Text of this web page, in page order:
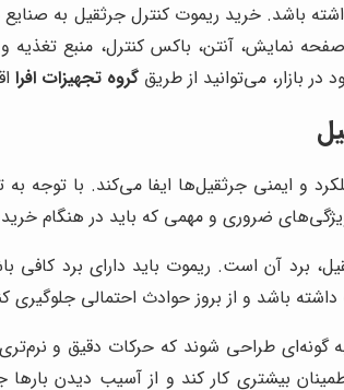
باشد. خرید ریموت کنترل جرثقیل به
صفحه نمایش، آنتن، باکس کنترل، منبع
بازار، می‌توانید از طریق گروه تجهیزات افرا
و ایمنی جرثقیل‌ها ایفا می‌کند. با
ضروری و مهمی که باید در هنگام خرید
برد آن است. ریموت باید دارای برد کافی
باشد و از بروز حوادث احتمالی جلوگیری
گونه‌ای طراحی شوند که حرکات دقیق و
اطمینان بیشتری کار کند و از آسیب دیدن